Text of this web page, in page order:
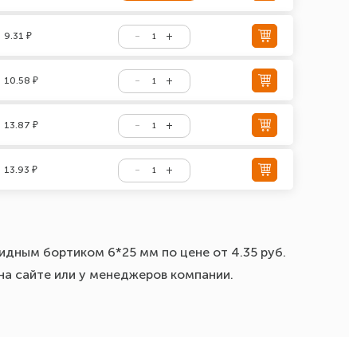
9.31 ₽
10.58 ₽
13.87 ₽
13.93 ₽
бортиком 6*25 мм по цене от 4.35 руб.
сайте или у менеджеров компании.